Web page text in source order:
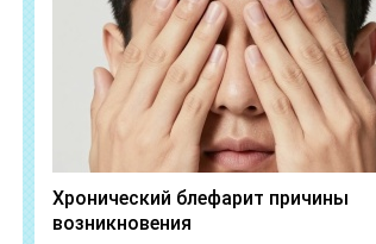
Хронический блефарит причины
возникновения